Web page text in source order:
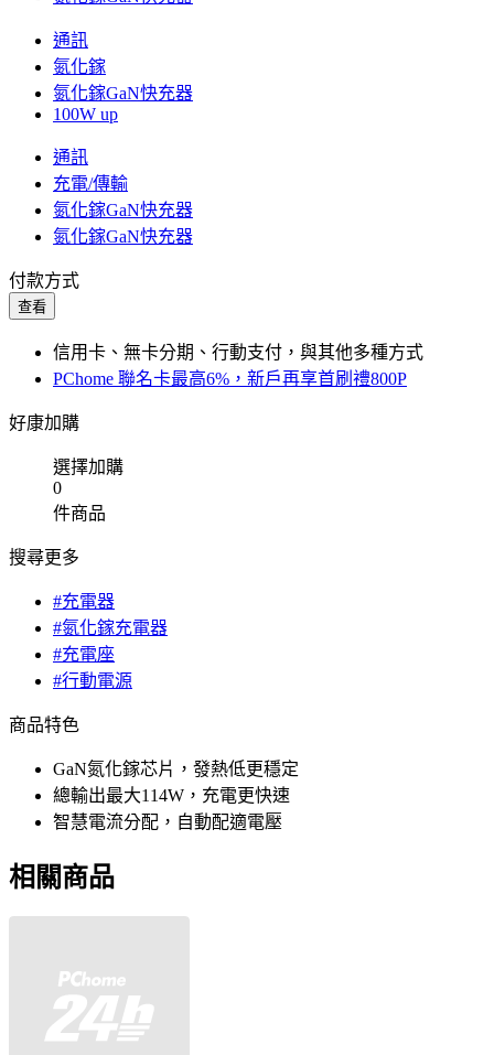
通訊
氮化鎵
氮化鎵GaN快充器
100W up
通訊
充電/傳輸
氮化鎵GaN快充器
氮化鎵GaN快充器
付款方式
查看
信用卡、無卡分期、行動支付，與其他多種方式
PChome 聯名卡最高6%，新戶再享首刷禮800P
好康加購
選擇加購
0
件商品
搜尋更多
#充電器
#氮化鎵充電器
#充電座
#行動電源
商品特色
GaN氮化鎵芯片，發熱低更穩定
總輸出最大114W，充電更快速
智慧電流分配，自動配適電壓
相關商品